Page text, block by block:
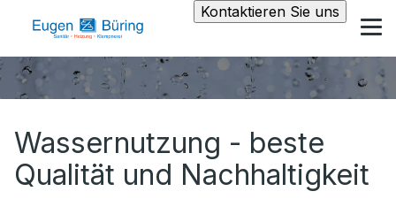
Kontaktieren Sie uns
Wassernutzung - beste
Qualität und Nachhaltigkeit